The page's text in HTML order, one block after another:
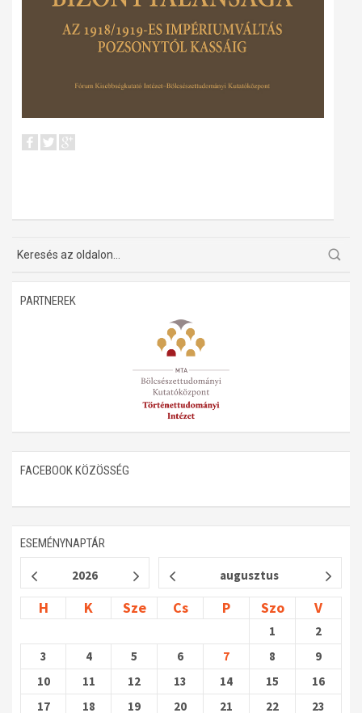
PARTNEREK
FACEBOOK KÖZÖSSÉG
ESEMÉNYNAPTÁR
2026 augusztus
H K Sze Cs P Szo V
1
2
3
4 5 6 7 8
9
10
11 12 13 14 15
16
17
18 19 20 21 22 23